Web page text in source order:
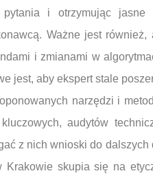
i otrzymując jasne
Ważne jest
i zmianami w
jest, aby ekspert stale
narzędzi i
audytów
z nich wnioski do
skupia się na